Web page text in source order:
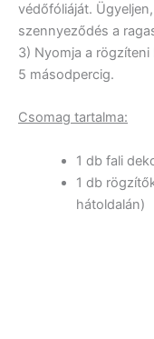
védőfóliáját.
szennyeződés a
3) Nyomja a
5 másodpercig.
Csomag tartalma:
1 db fali
1 db
hátoldalán)